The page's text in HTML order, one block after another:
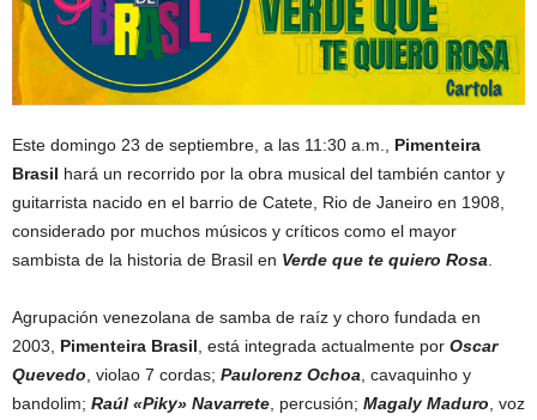
Este domingo 23 de septiembre, a las 11:30 a.m., Pimenteira
Brasil hará un recorrido por la obra musical del también cantor y
guitarrista nacido en el barrio de Catete, Rio de Janeiro en 1908,
considerado por muchos músicos y críticos como el mayor
sambista de la historia de Brasil en Verde que te quiero Rosa
Agrupación venezolana de samba de raíz y choro fundada en
2003, Pimenteira Brasil , está integrada actualmente por Oscar
Quevedo , violao 7 cordas; Paulorenz Ochoa , cavaquinho y
bandolim; Raúl «Piky» Navarrete , percusión; Magaly Maduro , voz